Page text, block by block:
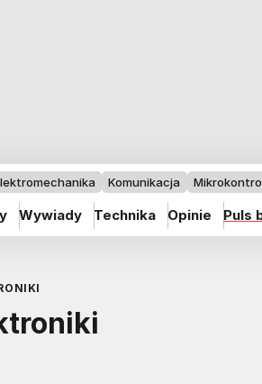
Komunikacja
Wywiady Technika Opinie Puls